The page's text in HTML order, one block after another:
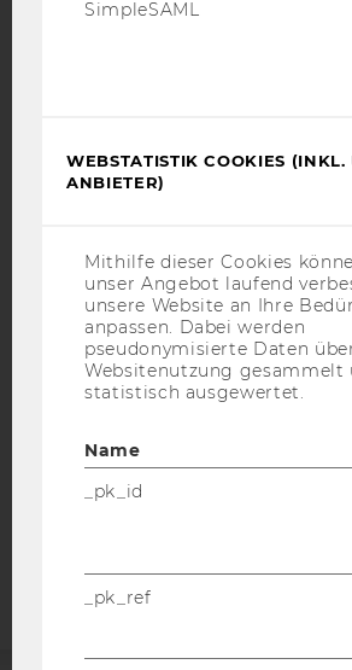
Facebook
IMPRESSUM
DATENSCHUTZERKLÄRUNG
STUDIENBEWERBER*INNEN
SimpleSAML
WEBSTATISTIK COOKIES (INKL.
ANBIETER)
Mithilfe dieser Cookies
unser Angebot laufend
unsere Website an Ihre
anpassen. Dabei werden
pseudonymisierte Daten
Websitenutzung gesammelt
statistisch ausgewertet.
Name
_pk_id
_pk_ref